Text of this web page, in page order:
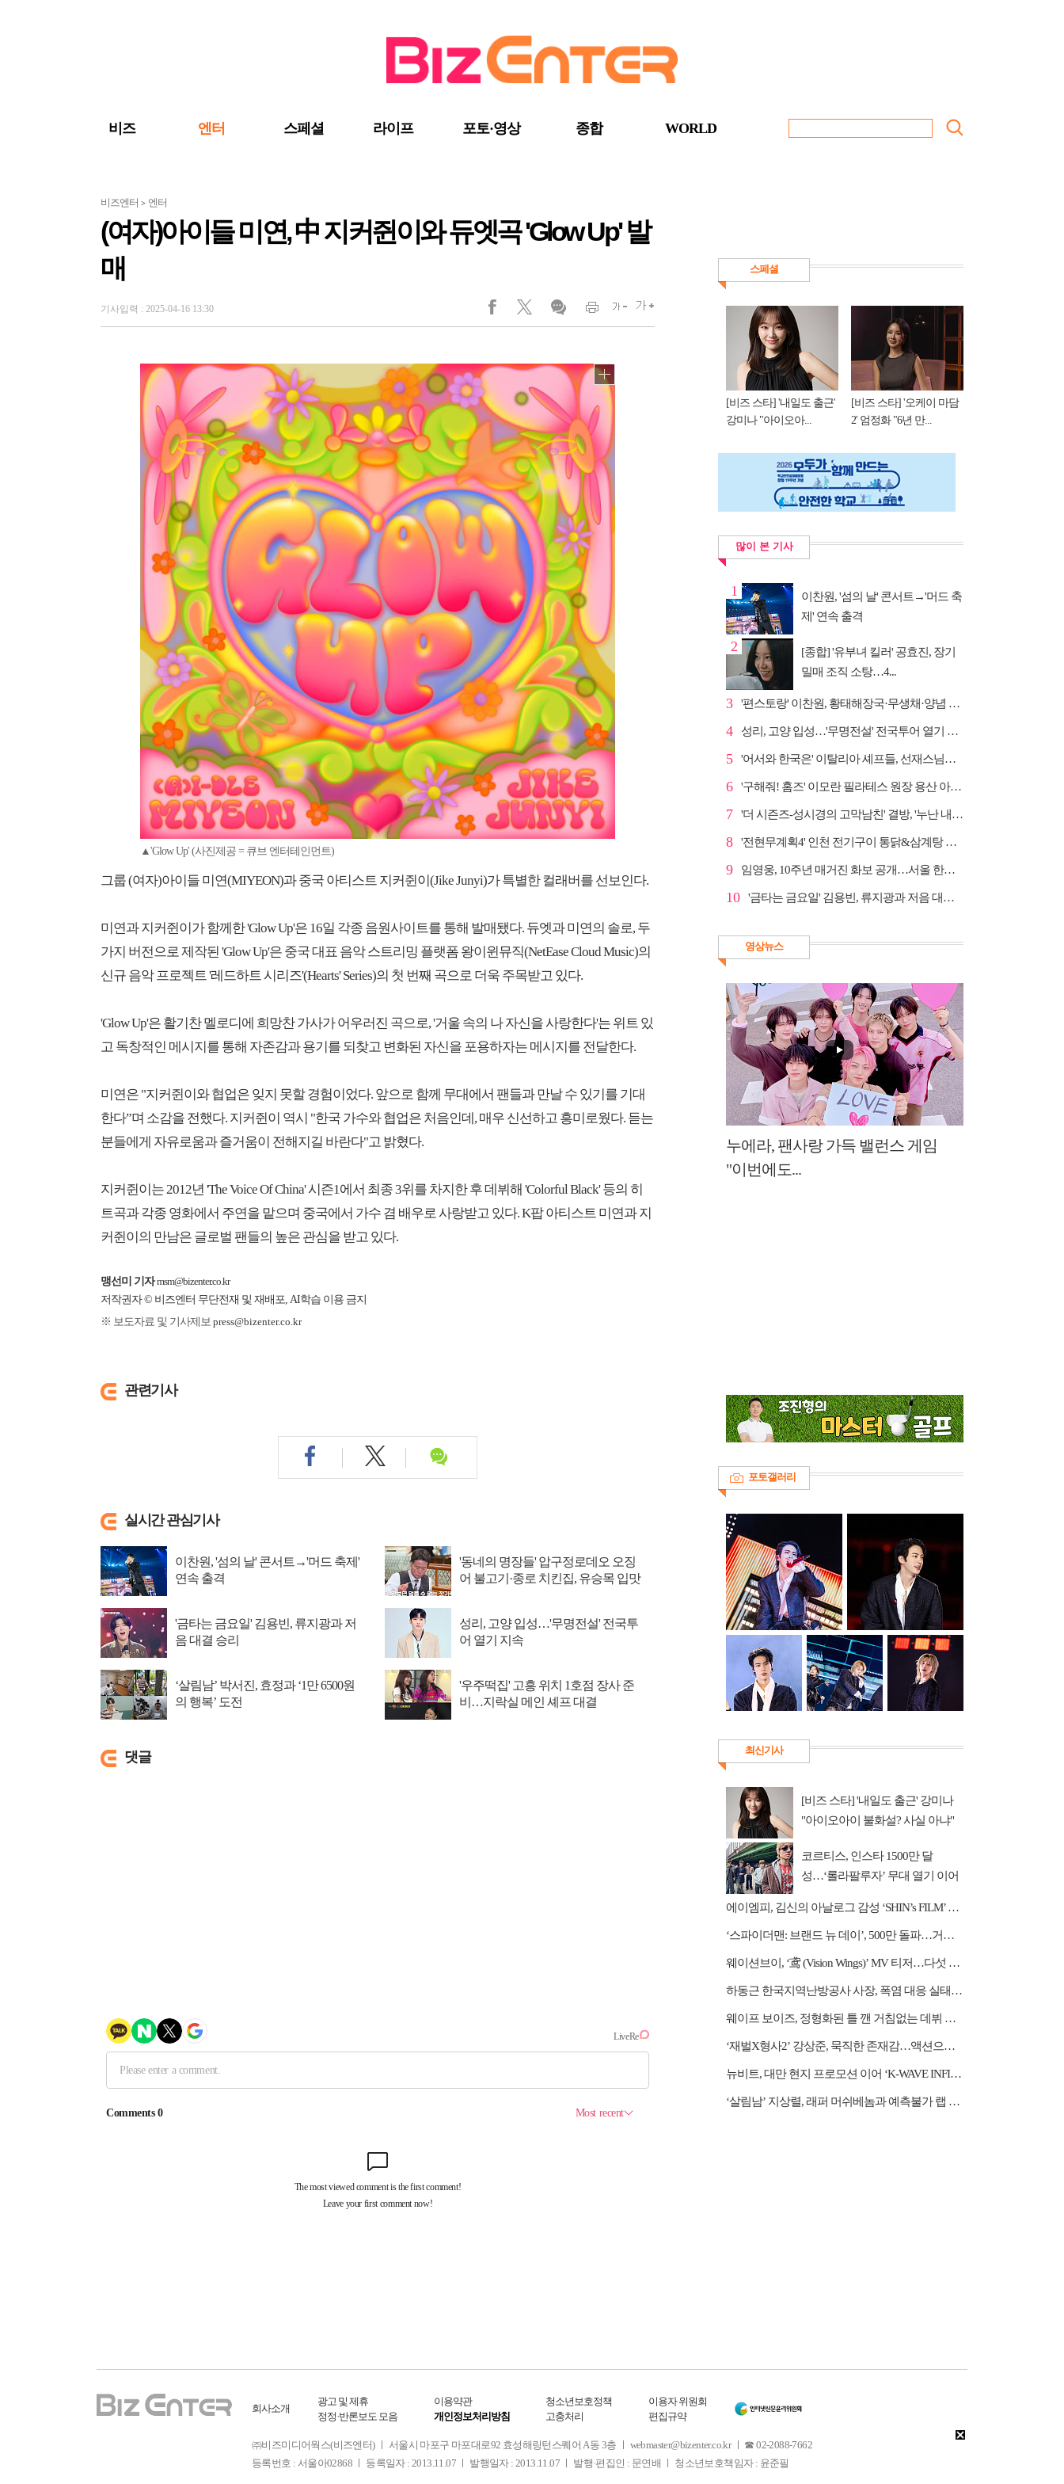
비즈 엔터 스페셜 라이프 포토·영상 종합 WORLD
비즈엔터 > 엔터
(여자)아이들 미연, 中 지커쥔이와 듀엣곡 'Glow Up' 발
매
기사입력 : 2025-04-16 13:30
▲'Glow Up' (사진제공 = 큐브 엔터테인먼트)
그룹 (여자)아이들 미연(MIYEON)과 중국 아티스트 지커쥔이(Jike Junyi)가 특별한 컬래버를 선보인다.
미연과 지커쥔이가 함께한 'Glow Up'은 16일 각종 음원사이트를 통해 발매됐다. 듀엣과 미연의 솔로, 두
가지 버전으로 제작된 'Glow Up'은 중국 대표 음악 스트리밍 플랫폼 왕이윈뮤직(NetEase Cloud Music)의
신규 음악 프로젝트 '레드하트 시리즈'(Hearts' Series)의 첫 번째 곡으로 더욱 주목받고 있다.
'Glow Up'은 활기찬 멜로디에 희망찬 가사가 어우러진 곡으로, '거울 속의 나 자신을 사랑한다'는 위트 있
고 독창적인 메시지를 통해 자존감과 용기를 되찾고 변화된 자신을 포용하자는 메시지를 전달한다.
미연은 "지커쥔이와 협업은 잊지 못할 경험이었다. 앞으로 함께 무대에서 팬들과 만날 수 있기를 기대
한다”며 소감을 전했다. 지커쥔이 역시 "한국 가수와 협업은 처음인데, 매우 신선하고 흥미로웠다. 듣는
분들에게 자유로움과 즐거움이 전해지길 바란다"고 밝혔다.
지커쥔이는 2012년 'The Voice Of China' 시즌1에서 최종 3위를 차지한 후 데뷔해 'Colorful Black' 등의 히
트곡과 각종 영화에서 주연을 맡으며 중국에서 가수 겸 배우로 사랑받고 있다. K팝 아티스트 미연과 지
커쥔이의 만남은 글로벌 팬들의 높은 관심을 받고 있다.
맹선미 기자 msm@bizenter.co.kr
저작권자 © 비즈엔터 무단전재 및 재배포, AI학습 이용 금지
※ 보도자료 및 기사제보 press@bizenter.co.kr
관련기사
실시간 관심기사
이찬원, '섬의 날' 콘서트→'머드 축제'
연속 출격
'동네의 명장들' 압구정로데오 오징
어 불고기·종로 치킨집, 유승목 입맛
'금타는 금요일' 김용빈, 류지광과 저
음 대결 승리
성리, 고양 입성…'무명전설' 전국투
어 열기 지속
‘살림남’ 박서진, 효정과 ‘1만 6500원
의 행복’ 도전
'우주떡집' 고흥 위치 1호점 장사 준
비…지락실 메인 셰프 대결
댓글
스페셜
[비즈 스타] '내일도 출근'
강미나 "아이오아...
[비즈 스타] '오케이 마담
2' 엄정화 "6년 만...
많이 본 기사
1
이찬원, '섬의 날' 콘서트→'머드 축
제' 연속 출격
2
[종합] '유부녀 킬러' 공효진, 장기
밀매 조직 소탕…4...
3 '편스토랑' 이찬원, 황태해장국·무생채·양념 목살구이 ...
4 성리, 고양 입성…'무명전설' 전국투어 열기 지속
5 '어서와 한국은' 이탈리아 셰프들, 선재스님→라연 차도...
6 '구해줘! 홈즈' 이모란 필라테스 원장 용산 아파트 방...
7 '더 시즌즈-성시경의 고막남친' 결방, '누난 내게 여자...
8 '전현무계획4' 인천 전기구이 통닭&삼계탕 노포 맛집 탐방
9 임영웅, 10주년 매거진 화보 공개…서울 한복판 대형 현...
10 '금타는 금요일' 김용빈, 류지광과 저음 대결 승리
영상뉴스
누에라, 팬사랑 가득 밸런스 게임
"이번에도...
포토갤러리
최신기사
[비즈 스타] '내일도 출근' 강미나
"아이오아이 불화설? 사실 아냐"
코르티스, 인스타 1500만 달
성…‘롤라팔루자’ 무대 열기 이어
에이엠피, 김신의 아날로그 감성 ‘SHIN’s FILM’ 공개
‘스파이더맨: 브랜드 뉴 데이’, 500만 돌파…거침없는 흥행 질주
웨이션브이, ‘鸢 (Vision Wings)’ MV 티저…다섯 전사들의 강렬한 비상
하동근 한국지역난방공사 사장, 폭염 대응 실태 점검 "안전관리에 최선을 다할 것"
웨이프 보이즈, 정형화된 틀 깬 거침없는 데뷔 행보
‘재벌X형사2’ 강상준, 묵직한 존재감…액션으로 강렬 포문
뉴비트, 대만 현지 프로모션 이어 ‘K-WAVE INFINITY’ 무대 오른다
‘살림남’ 지상렬, 래퍼 머쉬베놈과 예측불가 랩 수업
회사소개
광고 및 제휴
정정·반론보도 모음
이용약관
개인정보처리방침
청소년보호정책
고충처리
이용자 위원회
편집규약
㈜비즈미디어웍스(비즈엔터) ㅣ 서울시 마포구 마포대로92 효성해링턴스퀘어 A동 3층 ㅣ webmaster@bizenter.co.kr ㅣ ☎ 02-2088-7662
등록번호 : 서울아02868 ㅣ 등록일자 : 2013.11.07 ㅣ 발행일자 : 2013.11.07 ㅣ 발행·편집인 : 문연배 ㅣ 청소년보호책임자 : 윤준필